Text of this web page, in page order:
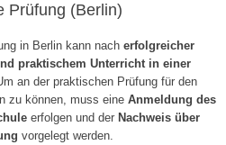
Prüfung (Berlin)
in Berlin kann nach erfolgreicher
praktischem Unterricht in einer
an der praktischen Prüfung für den
zu können, muss eine Anmeldung des
erfolgen und der Nachweis über
vorgelegt werden.